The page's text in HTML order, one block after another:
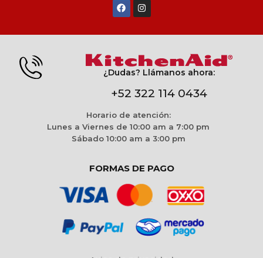
¿Dudas? Llámanos ahora:
+52 322 114 0434
Horario de atención:
Lunes a Viernes de 10:00 am a 7:00 pm
Sábado 10:00 am a 3:00 pm
FORMAS DE PAGO